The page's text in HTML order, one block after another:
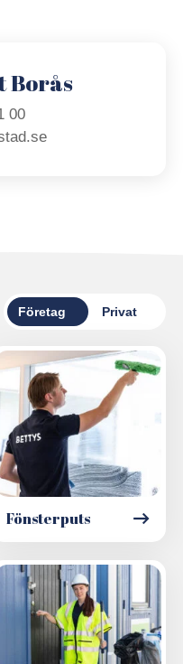
Borås
00
Företag Privat
Fönsterputs